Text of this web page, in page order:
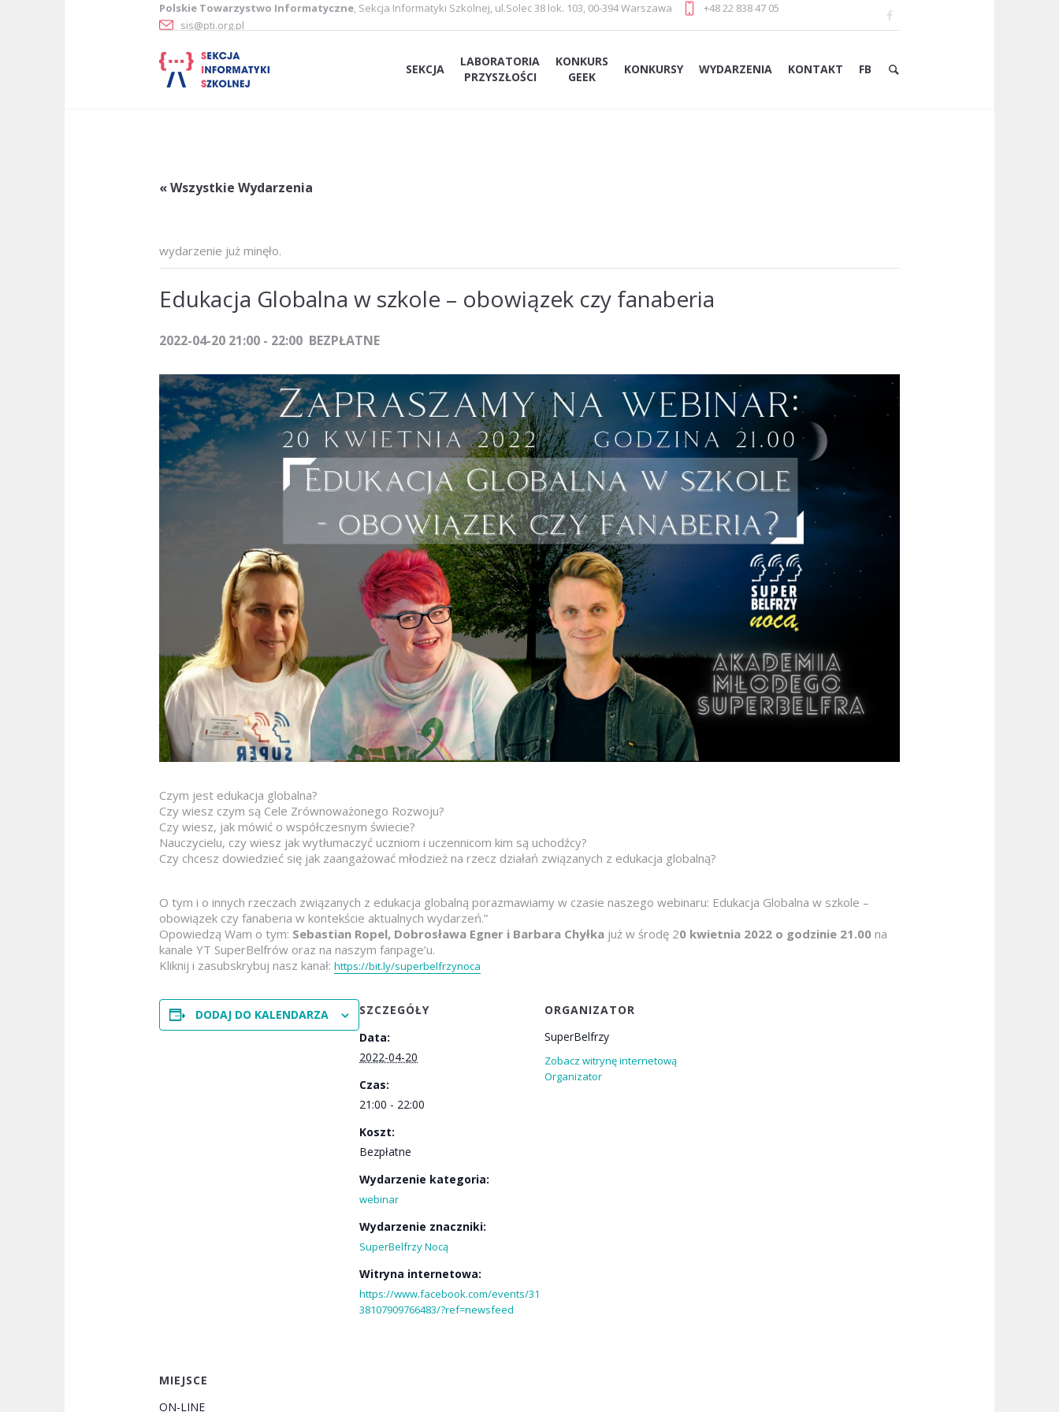
Polskie Towarzystwo Informatyczne, Sekcja Informatyki Szkolnej, ul.Solec 38 lok. 103, 00-394 Warszawa
+48 22 838 47 05
sis@pti.org.pl
SEKCJA
LABORATORIA
PRZYSZŁOŚCI
KONKURS
GEEK
KONKURSY WYDARZENIA KONTAKT FB
« Wszystkie Wydarzenia
wydarzenie już minęło.
Edukacja Globalna w szkole – obowiązek czy fanaberia
2022-04-20 21:00 - 22:00 BEZPŁATNE
Czym jest edukacja globalna?
Czy wiesz czym są Cele Zrównoważonego Rozwoju?
Czy wiesz, jak mówić o współczesnym świecie?
Nauczycielu, czy wiesz jak wytłumaczyć uczniom i uczennicom kim są uchodźcy?
Czy chcesz dowiedzieć się jak zaangażować młodzież na rzecz działań związanych z edukacja globalną?
O tym i o innych rzeczach związanych z edukacja globalną porazmawiamy w czasie naszego webinaru: Edukacja Globalna w szkole –
obowiązek czy fanaberia w kontekście aktualnych wydarzeń.”
Opowiedzą Wam o tym: Sebastian Ropel, Dobrosława Egner i Barbara Chyłka już w środę 20 kwietnia 2022 o godzinie 21.00 na
kanale YT SuperBelfrów oraz na naszym fanpage’u.
Kliknij i zasubskrybuj nasz kanał: https://bit.ly/superbelfrzynoca
DODAJ DO KALENDARZA
SZCZEGÓŁY
Data:
2022-04-20
Czas:
21:00 - 22:00
Koszt:
Bezpłatne
Wydarzenie kategoria:
webinar
Wydarzenie znaczniki:
SuperBelfrzy Nocą
Witryna internetowa:
https://www.facebook.com/events/31
38107909766483/?ref=newsfeed
ORGANIZATOR
SuperBelfrzy
Zobacz witrynę internetową
Organizator
MIEJSCE
ON-LINE